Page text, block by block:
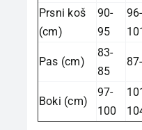
Prsni koš
(cm)
90-
95
96-
101
Pas (cm)
83-
85
Boki (cm)
97-
100